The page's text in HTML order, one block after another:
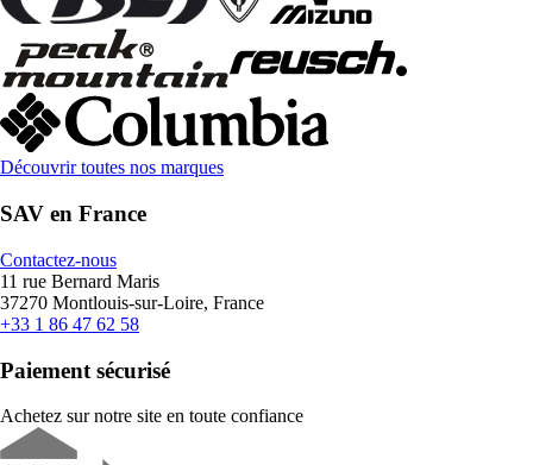
Découvrir toutes nos marques
SAV en France
Contactez-nous
11 rue Bernard Maris
37270 Montlouis-sur-Loire, France
+33 1 86 47 62 58
Paiement sécurisé
Achetez sur notre site en toute confiance